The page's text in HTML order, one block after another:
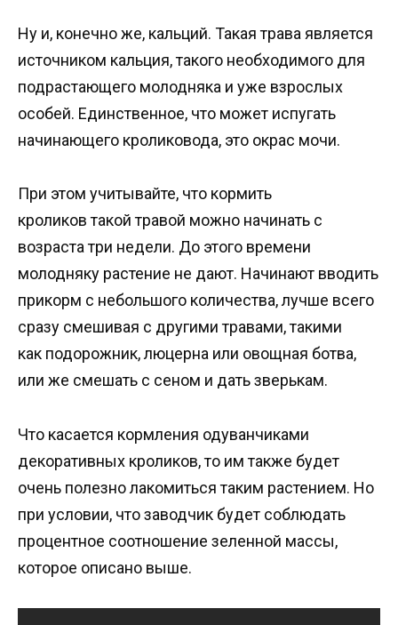
Ну и, конечно же, кальций. Такая трава является
источником кальция, такого необходимого для
подрастающего молодняка и уже взрослых
особей. Единственное, что может испугать
начинающего кроликовода, это окрас мочи.
При этом учитывайте, что кормить
кроликов такой травой можно начинать с
возраста три недели. До этого времени
молодняку растение не дают. Начинают вводить
прикорм с небольшого количества, лучше всего
сразу смешивая с другими травами, такими
как подорожник, люцерна или овощная ботва,
или же смешать с сеном и дать зверькам.
Что касается кормления одуванчиками
декоративных кроликов, то им также будет
очень полезно лакомиться таким растением. Но
при условии, что заводчик будет соблюдать
процентное соотношение зеленной массы,
которое описано выше.